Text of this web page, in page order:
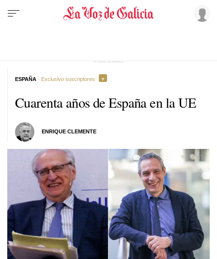
Cuarenta años de España en la UE
ENRIQUE CLEMENTE
ESPAÑA · Exclusivo suscriptores